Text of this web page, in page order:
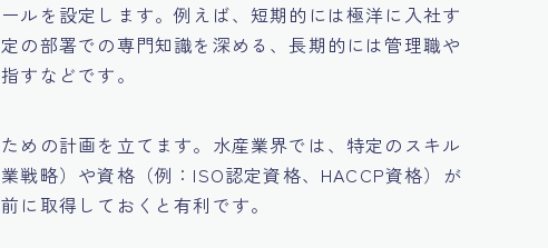
ルを設定します。例えば、短期的には極洋に入社す
の部署での専門知識を深める、長期的には管理職や
すなどです。
めの計画を立てます。水産業界では、特定のスキル
戦略）や資格（例：ISO認定資格、HACCP資格）が
に取得しておくと有利です。